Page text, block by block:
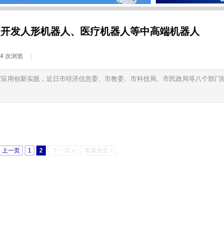
发人形机器人、医疗机器人等中高端机器人
次浏览
用创新实践，近日市经济信息委、市教委、市科技局、市民政局等八个部门
上一页 1 2 下一页 » 查看全文 »